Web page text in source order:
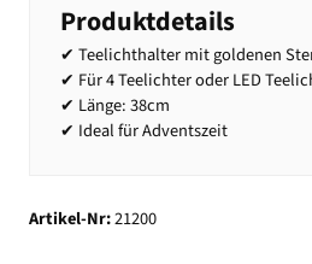
Produktdetails
✔ Teelichthalter mit goldenen
✔ Für 4 Teelichter oder LED
✔ Länge: 38cm
✔ Ideal für Adventszeit
Artikel-Nr:21200